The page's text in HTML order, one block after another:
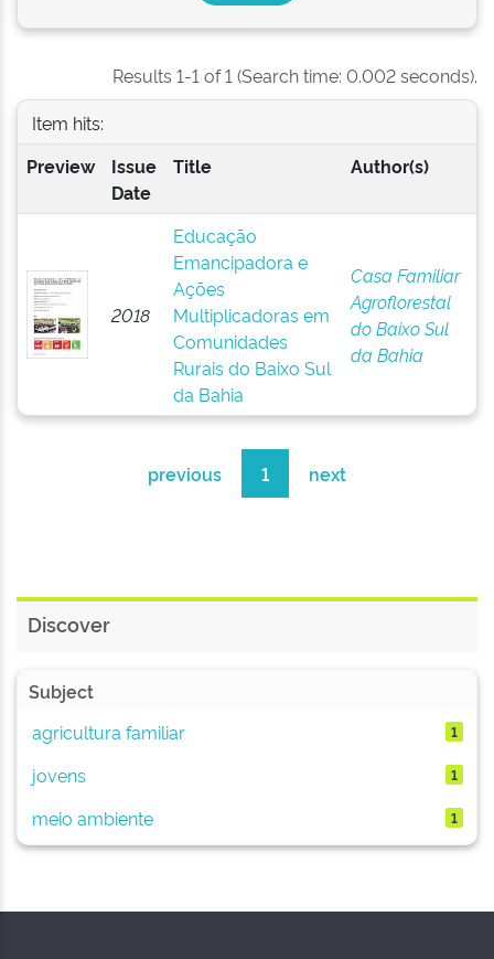
Results 1-1 of 1 (Search time: 0.002 seconds).
Item hits:
Preview
Issue
Date
Title Author(s)
2018
Educação
Emancipadora e
Ações
Multiplicadoras em
Comunidades
Rurais do Baixo Sul
da Bahia
Casa Familiar
Agroflorestal
do Baixo Sul
da Bahia
previous 1 next
Discover
Subject
agricultura familiar
1
jovens 1
meio ambiente 1